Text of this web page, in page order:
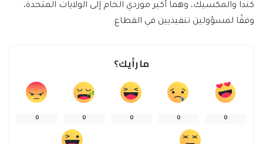
كندا والمكسيك، وهما أكبر موردي الخام إلى الولايات المتحدة،
وفقًا لمسؤولين تنفيذيين في القطاع.
ما رأيك؟
0
0
0
0
0